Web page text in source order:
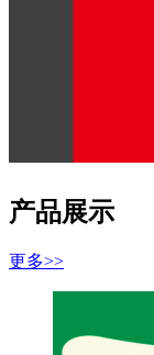
产品展示
更多>>